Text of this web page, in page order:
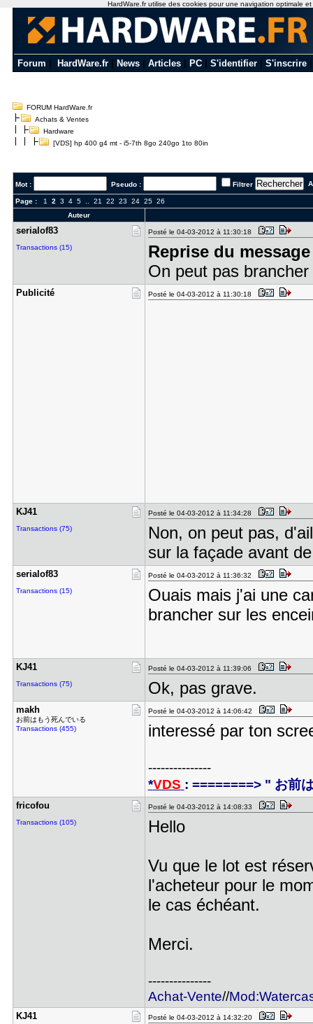
Forum HardWare.fr News Articles PC S'identifier S'inscrire
FORUM HardWare.fr
Achats & Ventes
Hardware
[VDS] hp 400 g4 mt - i5-7th 8go 240go 1to 80in
Mot : Pseudo : Filtrer
Page : 1 2 3 4 5.. 21 22 23 24 25 26
Auteur
serialof83
Transactions (15)
Posté le 04-03-2012 à 11:30:18
Reprise du
On peut pas
Publicité Posté le 04-03-2012 à 11:30:18
KJ41
Transactions (75)
Posté le 04-03-2012 à 11:34:28
Non, on peut pas,
sur la façade avant
serialof83
Transactions (15)
Posté le 04-03-2012 à 11:36:32
Ouais mais j'ai une
brancher sur les
KJ41
Transactions (75)
Posté le 04-03-2012 à 11:39:06
Ok, pas grave.
makh
お前はもう死んでいる
Transactions (455)
Posté le 04-03-2012 à 14:06:42
interessé par ton
---------------
*VDS : ========> " お前
fricofou
Transactions (105)
Posté le 04-03-2012 à 14:08:33
Hello
Vu que le lot est
l'acheteur pour le
le cas échéant.
Merci.
---------------
Achat-Vente//
KJ41 Posté le 04-03-2012 à 14:32:20
HardWare.fr utilise des cookies pour une navigation optimale